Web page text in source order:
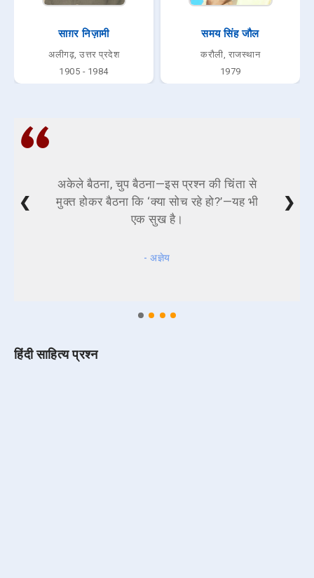
साग़र निज़ामी
अलीगढ़, उत्तर प्रदेश
1905 - 1984
समय सिंह जौल
करौली, राजस्थान
1979
अकेले बैठना, चुप बैठना—इस प्रश्न की चिंता से
मुक्त होकर बैठना कि ‘क्या सोच रहे हो?’—यह भी
एक सुख है।
- अज्ञेय
❮ ❯
हिंदी साहित्य प्रश्न